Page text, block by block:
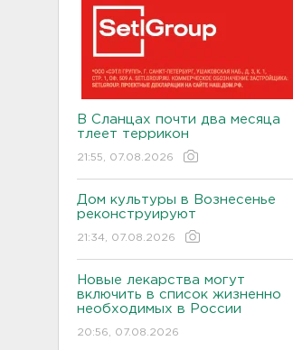
В Сланцах почти два месяца
тлеет террикон
21:55, 07.08.2026
Дом культуры в Вознесенье
реконструируют
21:34, 07.08.2026
Новые лекарства могут
включить в список жизненно
необходимых в России
20:56, 07.08.2026